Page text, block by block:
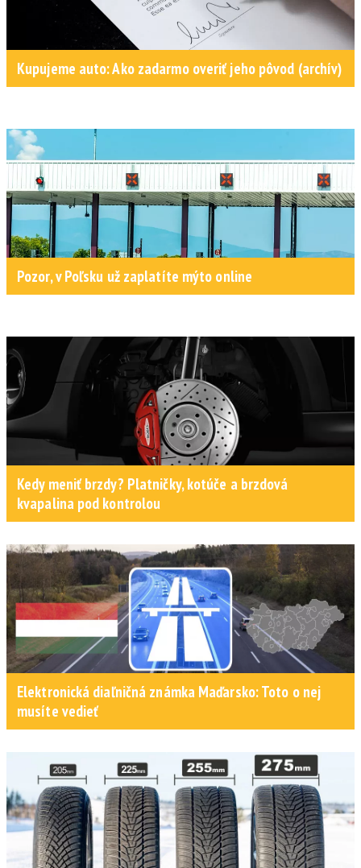
Kupujeme auto: Ako zadarmo overiť jeho pôvod (archív)
Pozor, v Poľsku už zaplatíte mýto online
Kedy meniť brzdy? Platničky, kotúče a brzdová
kvapalina pod kontrolou
Elektronická diaľničná známka Maďarsko: Toto o nej
musíte vedieť